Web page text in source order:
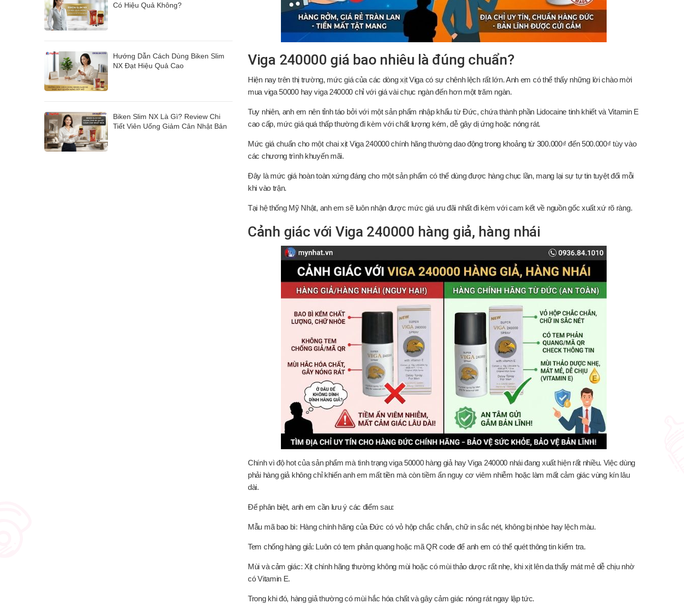
Viga 240000 giá bao nhiêu là đúng chuẩn?
Hiện nay trên thị trường, mức giá của các dòng xịt Viga có sự chênh lệch rất lớn. Anh em có thể thấy những lời chào mời
mua viga 50000 hay viga 240000 chỉ với giá vài chục ngàn đến hơn một trăm ngàn.
Tuy nhiên, anh em nên tỉnh táo bởi với một sản phẩm nhập khẩu từ Đức, chứa thành phần Lidocaine tinh khiết và Vitamin E
cao cấp, mức giá quá thấp thường đi kèm với chất lượng kém, dễ gây dị ứng hoặc nóng rát.
Mức giá chuẩn cho một chai xịt Viga 240000 chính hãng thường dao động trong khoảng từ 300.000₫ đến 500.000₫ tùy vào
các chương trình khuyến mãi.
Đây là mức giá hoàn toàn xứng đáng cho một sản phẩm có thể dùng được hàng chục lần, mang lại sự tự tin tuyệt đối mỗi
khi vào trận.
Tại hệ thống Mỹ Nhật, anh em sẽ luôn nhận được mức giá ưu đãi nhất đi kèm với cam kết về nguồn gốc xuất xứ rõ ràng.
Cảnh giác với Viga 240000 hàng giả, hàng nhái
Chính vì độ hot của sản phẩm mà tình trạng viga 50000 hàng giả hay Viga 240000 nhái đang xuất hiện rất nhiều. Việc dùng
phải hàng giả không chỉ khiến anh em mất tiền mà còn tiềm ẩn nguy cơ viêm nhiễm hoặc làm mất cảm giác vùng kín lâu
dài.
Để phân biệt, anh em cần lưu ý các điểm sau:
Mẫu mã bao bì: Hàng chính hãng của Đức có vỏ hộp chắc chắn, chữ in sắc nét, không bị nhòe hay lệch màu.
Tem chống hàng giả: Luôn có tem phản quang hoặc mã QR code để anh em có thể quét thông tin kiểm tra.
Mùi và cảm giác: Xịt chính hãng thường không mùi hoặc có mùi thảo dược rất nhẹ, khi xịt lên da thấy mát mẻ dễ chịu nhờ
có Vitamin E.
Trong khi đó, hàng giả thường có mùi hắc hóa chất và gây cảm giác nóng rát ngay lập tức.
Có Hiệu Quả Không?
Hướng Dẫn Cách Dùng Biken Slim
NX Đạt Hiệu Quả Cao
Biken Slim NX Là Gì? Review Chi
Tiết Viên Uống Giảm Cân Nhật Bản